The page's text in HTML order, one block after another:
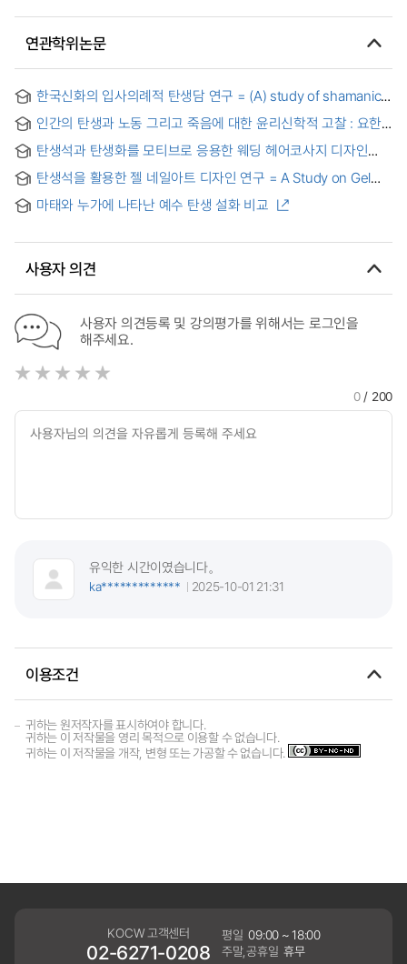
연관학위논문
한국신화의 입사의례적 탄생담 연구 = (A) study of shamanic
인간의 탄생과 노동 그리고 죽음에 대한 윤리신학적 고찰 : 요한
중심으로 = A Study on the Ethical Theological
Consideration of Human Birth, Labor, and Death : focused
on John Paul Ⅱ’s Encyclical, The Gospel of Life, and the
Personalist Bioethics
탄생석과 탄생화를 모티브로 응용한 웨딩 헤어코사지 디자인
Birthstones and Birth Blossoms as motifs
탄생석을 활용한 젤 네일아트 디자인 연구 = A Study on Gel
마태와 누가에 나타난 예수 탄생 설화 비교
사용자 의견
사용자 의견등록 및 강의평가를 위해서는 로그인을
해주세요.
0/ 200
유익한 시간이였습니다。
ka*************
2025-10-01 21:31
이용조건
귀하는 원저작자를 표시하여야 합니다.
귀하는 이 저작물을 영리 목적으로 이용할 수 없습니다.
귀하는 이 저작물을 개작, 변형 또는 가공할 수 없습니다.
KOCW 고객센터
02-6271-0208
평일 09:00 ~ 18:00
주말,공휴일 휴무